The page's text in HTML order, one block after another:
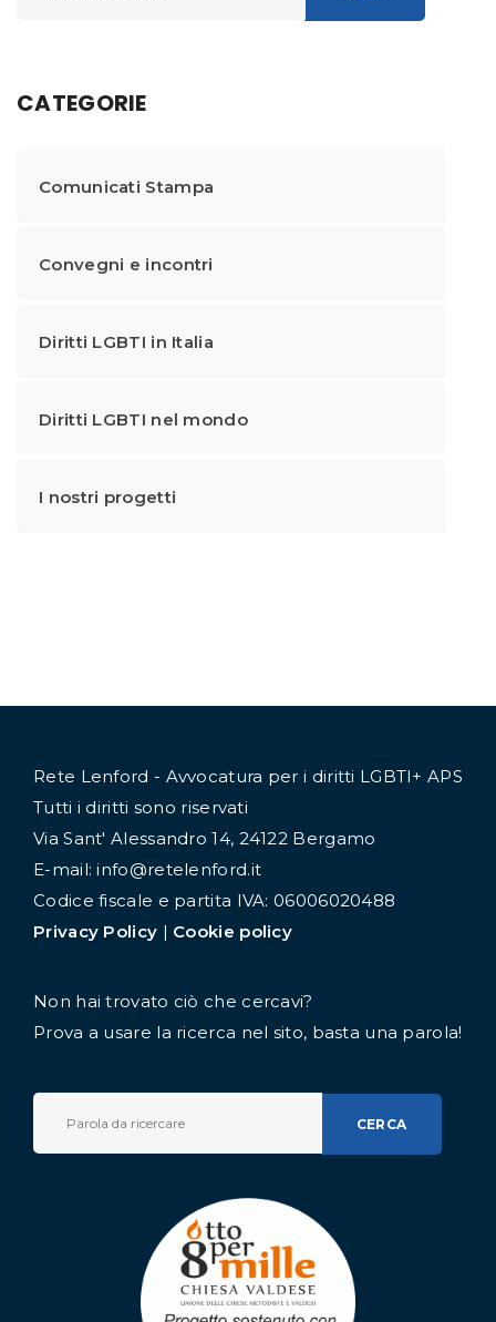
CATEGORIE
Comunicati Stampa
Convegni e incontri
Diritti LGBTI in Italia
Diritti LGBTI nel mondo
I nostri progetti
Rete Lenford - Avvocatura per i diritti LGBTI+ APS
Tutti i diritti sono riservati
Via Sant' Alessandro 14, 24122 Bergamo
E-mail: info@retelenford.it
Codice fiscale e partita IVA: 06006020488
Privacy Policy | Cookie policy
Non hai trovato ciò che cercavi?
Prova a usare la ricerca nel sito, basta una parola!
CERCA